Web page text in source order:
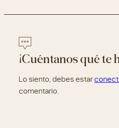
¡Cuéntanos qué
Lo siento, debes estar
comentario.